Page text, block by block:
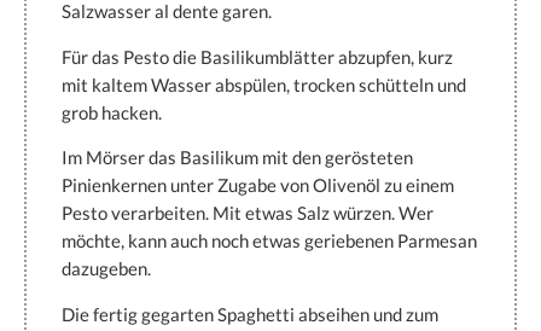
Salzwasser al dente garen.
Für das Pesto die Basilikumblätter abzupfen, kurz
mit kaltem Wasser abspülen, trocken schütteln und
grob hacken.
Im Mörser das Basilikum mit den gerösteten
Pinienkernen unter Zugabe von Olivenöl zu einem
Pesto verarbeiten. Mit etwas Salz würzen. Wer
möchte, kann auch noch etwas geriebenen Parmesan
dazugeben.
Die fertig gegarten Spaghetti abseihen und zum